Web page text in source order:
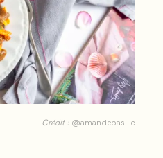
Crédit : @amandebasilic